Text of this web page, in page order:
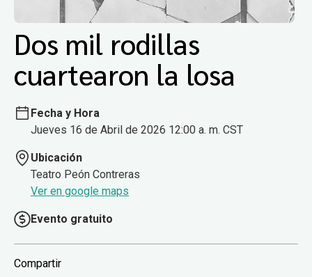
Dos mil rodillas
cuartearon la losa
Fecha y Hora
Jueves 16 de Abril de 2026 12:00 a. m. CST
Ubicación
Teatro Peón Contreras
Ver en google maps
Evento gratuito
Compartir